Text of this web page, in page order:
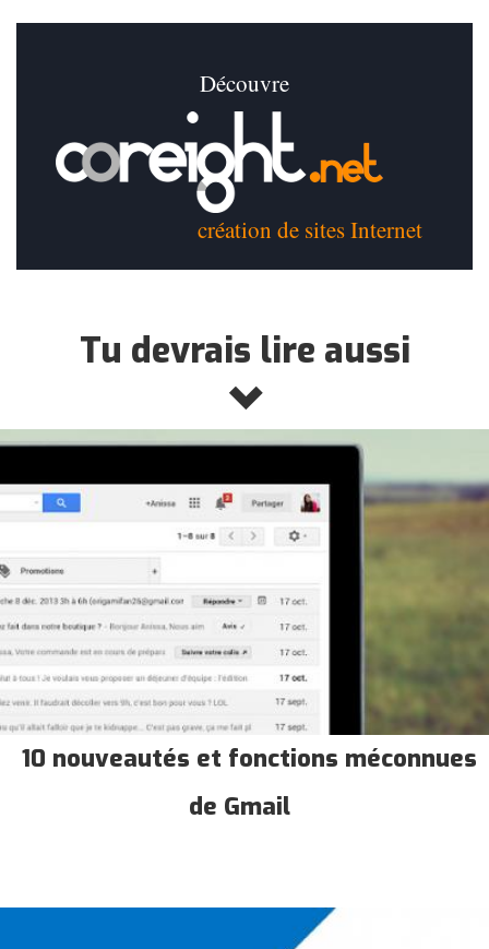
Découvre
création de sites Internet
Tu devrais lire aussi
10 nouveautés et fonctions méconnues
de Gmail